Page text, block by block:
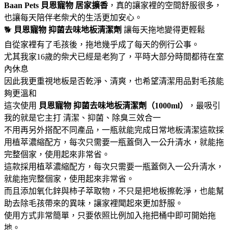
Baan Pets 貝恩寵物 居家擴香 ，真的讓家裡的空間舒服很多，
也讓每天陪伴老柴犬的生活更加安心。
🐕 貝恩寵物 抑菌去味地板清潔劑 讓每天拖地變得更輕鬆
自從家裡有了毛孩後，拖地幾乎成了每天的例行公事。
尤其我家16歲的柴犬已經是老狗了，平時大部分時間都待在室
內休息
因此我更重視地板是否乾淨、清爽，也希望清潔用品對毛孩能
夠更溫和
這次使用 貝恩寵物 抑菌去味地板清潔劑（1000ml）
，最吸引
我的就是它主打 清潔、抑菌、除臭三效合一
不用再另外搭配不同產品，一瓶就能完成日常地板清潔這款採
用植萃濃縮配方，每次只需要一瓶蓋倒入一公升清水，就能拖
完整個家，使用起來非常省。
這款採用植萃濃縮配方，每次只需要一瓶蓋倒入一公升清水，
就能拖完整個家，使用起來非常省。
而且添加氧化鋅與柿子萃取物，不只是把地板擦乾淨，也能幫
助去除毛孩帶來的異味，讓家裡聞起來更加舒服。
使用方式非常簡單，只要依照比例加入拖把桶中即可開始拖
地。